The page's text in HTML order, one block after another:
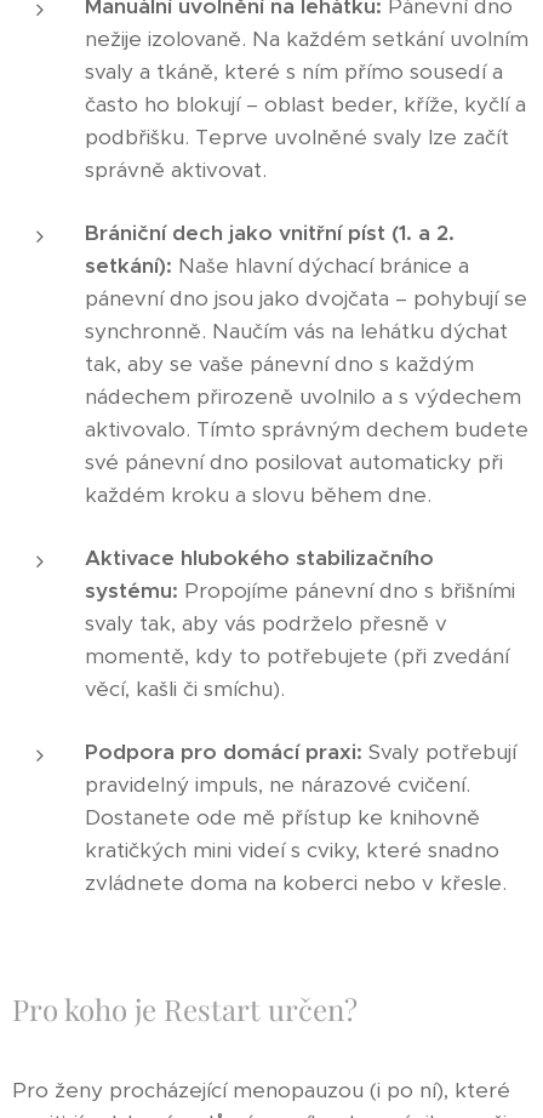
Manuální uvolnění na lehátku: Pánevní dno
nežije izolovaně. Na každém setkání uvolním
svaly a tkáně, které s ním přímo sousedí a
často ho blokují – oblast beder, kříže, kyčlí a
podbřišku. Teprve uvolněné svaly lze začít
správně aktivovat.
Brániční dech jako vnitřní píst (1. a 2.
setkání): Naše hlavní dýchací bránice a
pánevní dno jsou jako dvojčata – pohybují se
synchronně. Naučím vás na lehátku dýchat
tak, aby se vaše pánevní dno s každým
nádechem přirozeně uvolnilo a s výdechem
aktivovalo. Tímto správným dechem budete
své pánevní dno posilovat automaticky při
každém kroku a slovu během dne.
Aktivace hlubokého stabilizačního
systému: Propojíme pánevní dno s břišními
svaly tak, aby vás podrželo přesně v
momentě, kdy to potřebujete (při zvedání
věcí, kašli či smíchu).
Podpora pro domácí praxi: Svaly potřebují
pravidelný impuls, ne nárazové cvičení.
Dostanete ode mě přístup ke knihovně
kratičkých mini videí s cviky, které snadno
zvládnete doma na koberci nebo v křesle.
Pro koho je Restart určen?
Pro ženy procházející menopauzou (i po ní), které